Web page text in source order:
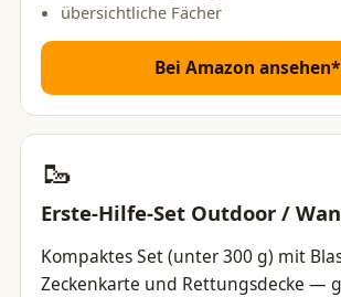
übersichtliche Fächer
Bei Amazon ansehen*
🥾
Erste-Hilfe-Set Outdoor /
Kompaktes Set (unter 300 g) mit
Zeckenkarte und Rettungsdecke —